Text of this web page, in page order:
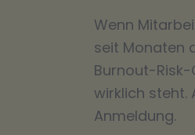
Wenn
seit Monaten
Burnout-Risk-
wirklich steht.
Anmeldung.